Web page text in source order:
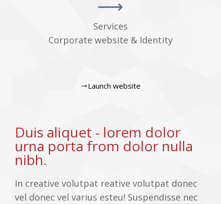
Services
Corporate website & Identity
Launch website
Duis aliquet - lorem dolor
urna porta from dolor nulla
nibh.
In creative volutpat reative volutpat donec
vel donec vel varius esteu! Suspendisse nec